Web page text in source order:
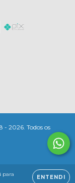
para
ENTENDI
- 2026. Todos os